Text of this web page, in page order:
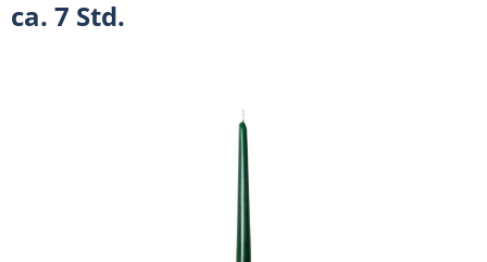
ca. 7 Std.